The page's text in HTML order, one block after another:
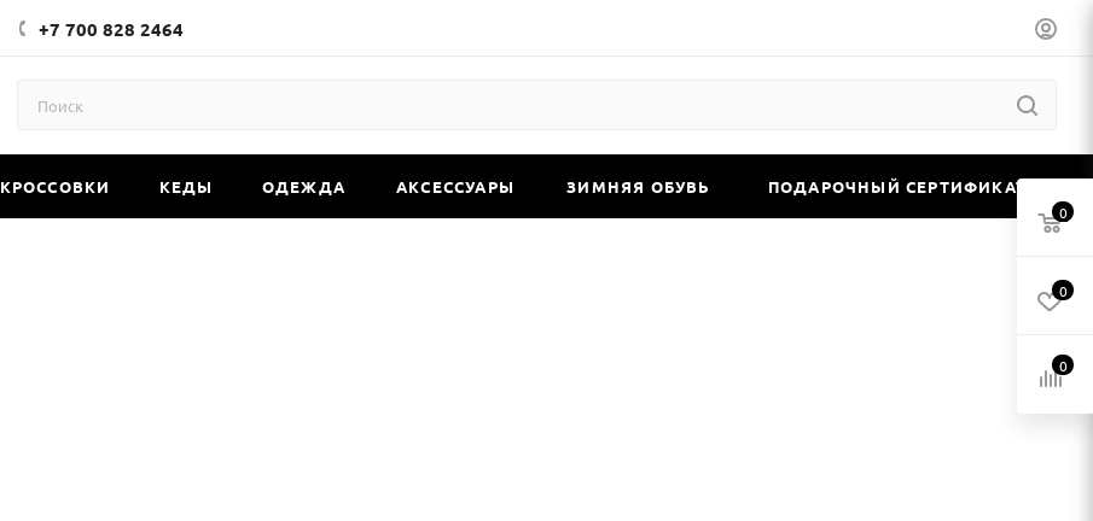
+7 700 828 2464
КРОССОВКИ КЕДЫ ОДЕЖДА АКСЕССУАРЫ ЗИМНЯЯ ОБУВЬ ПОДАРОЧНЫЙ СЕРТИФИКАТ
0
0
0